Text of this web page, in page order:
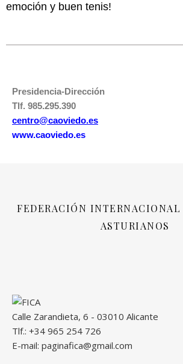
emoción y buen tenis!
Presidencia-Dirección
Tlf. 985.295.390
centro@caoviedo.es
www.caoviedo.es
FEDERACIÓN INTERNACIONAL
ASTURIANOS
Calle Zarandieta, 6 - 03010 Alicante
Tlf.: +34 965 254 726
E-mail: paginafica@gmail.com